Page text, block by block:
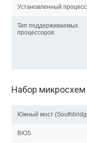
Установленный
Тип поддерживаемых
процессоров
Набор
Южный мост
BIOS